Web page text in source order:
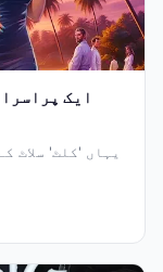
یہاں 'کلٹ' سلاٹ